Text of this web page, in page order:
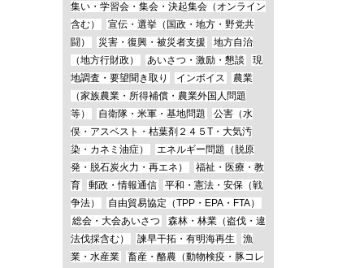
集い・学習会・集会・決起集会（オンライン
含む）
宣伝・選挙（国政・地方・野党共
闘）
災害・復興・被災者支援
地方自治
（地方行財政）
あいさつ・激励・懇談
現
地調査・要望聞き取り
インボイス
農業
（家族農業・所得補償・農業外国人問題
等）
自衛隊・米軍・基地問題
公害（水
俣・アスベスト・枯葉剤２４５T・大気汚
染・カネミ油症）
エネルギー問題（脱原
発・脱石炭火力・再エネ）
福祉・医療・教
育
郵政・情報通信
平和・憲法・安保（戦
争法）
自由貿易協定（TPP・EPA・FTA）
総会・大会あいさつ
森林・林業（盗伐・違
法伐採含む）
諫早干拓・有明海再生
漁
業・水産業
畜産・酪農（動物検疫・豚コレ